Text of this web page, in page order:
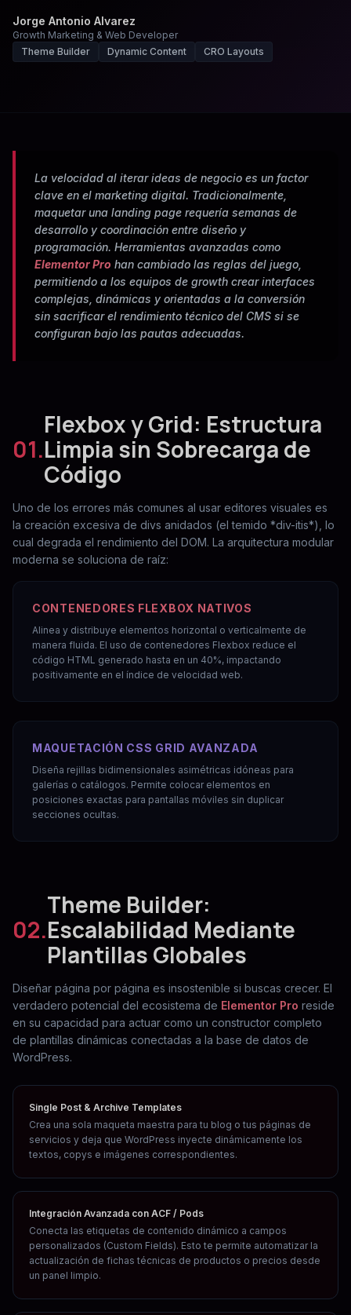
Jorge Antonio Alvarez
Growth Marketing & Web Developer
Theme Builder
Dynamic Content CRO Layouts
La velocidad al iterar ideas de negocio es un factor
clave en el marketing digital. Tradicionalmente,
maquetar una landing page requería semanas de
desarrollo y coordinación entre diseño y
programación. Herramientas avanzadas como
Elementor Pro han cambiado las reglas del juego,
permitiendo a los equipos de growth crear interfaces
complejas, dinámicas y orientadas a la conversión
sin sacrificar el rendimiento técnico del CMS si se
configuran bajo las pautas adecuadas.
01.
Flexbox y Grid: Estructura
Limpia sin Sobrecarga de
Código
Uno de los errores más comunes al usar editores visuales es
la creación excesiva de divs anidados (el temido *div-itis*), lo
cual degrada el rendimiento del DOM. La arquitectura modular
moderna se soluciona de raíz:
CONTENEDORES FLEXBOX NATIVOS
Alinea y distribuye elementos horizontal o verticalmente de
manera fluida. El uso de contenedores Flexbox reduce el
código HTML generado hasta en un 40%, impactando
positivamente en el índice de velocidad web.
MAQUETACIÓN CSS GRID AVANZADA
Diseña rejillas bidimensionales asimétricas idóneas para
galerías o catálogos. Permite colocar elementos en
posiciones exactas para pantallas móviles sin duplicar
secciones ocultas.
02.
Theme Builder:
Escalabilidad Mediante
Plantillas Globales
Diseñar página por página es insostenible si buscas crecer. El
verdadero potencial del ecosistema de Elementor Pro reside
en su capacidad para actuar como un constructor completo
de plantillas dinámicas conectadas a la base de datos de
WordPress.
Single Post & Archive Templates
Crea una sola maqueta maestra para tu blog o tus páginas de
servicios y deja que WordPress inyecte dinámicamente los
textos, copys e imágenes correspondientes.
Integración Avanzada con ACF / Pods
Conecta las etiquetas de contenido dinámico a campos
personalizados (Custom Fields). Esto te permite automatizar la
actualización de fichas técnicas de productos o precios desde
un panel limpio.